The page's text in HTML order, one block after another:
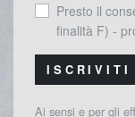
Presto il
finalità F) -
ISCRIVITI
Ai sensi e per gli